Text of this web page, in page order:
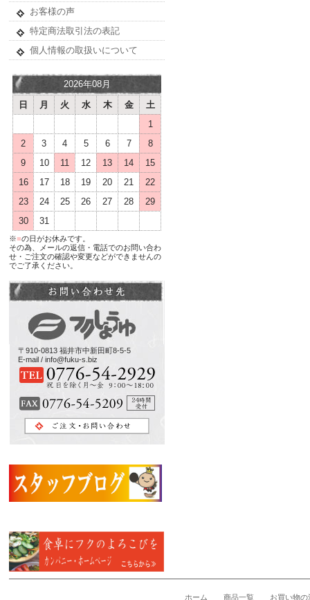
お客様の声
特定商法取引法の表記
個人情報の取扱いについて
2026年08月
日
月 火 水 木 金
土
1
2
3 4 5 6 7
8
9
10 11 12 13 14
15
16
17 18 19 20 21
22
23
24 25 26 27 28
29
30
31
※■の日がお休みです。
その為、メールの返信・電話でのお問い合わ
せ・ご注文の確認や変更などができませんの
でご了承ください。
〒910-0813 福井市中新田町8-5-5
E-mail / info@fuku-s.biz
ホーム 商品一覧 お買い物の